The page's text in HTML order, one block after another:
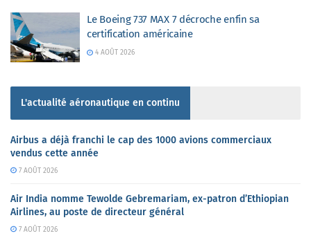
Le Boeing 737 MAX 7 décroche enfin sa
certification américaine
4 AOÛT 2026
L'actualité aéronautique en continu
Airbus a déjà franchi le cap des 1000 avions commerciaux
vendus cette année
7 AOÛT 2026
Air India nomme Tewolde Gebremariam, ex-patron d’Ethiopian
Airlines, au poste de directeur général
7 AOÛT 2026